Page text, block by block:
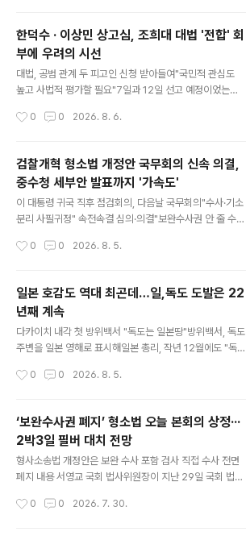
리얼즈코리아 제1공장에서 투자협약을 체결했다. 네오배
터리머티리얼즈코리아는 캐나다 본사의 한국법인으로, 실
리콘 음극 기반 차세대 리튬이온배터리 기술을 보유하고
있다. 협약에 따라 이 회사는 2030년까지 약 893억원을
단계적으로 투입해 생산설비와 연구개발 인프라를 확충한
셀 1GWh 규모의 생산체계를 갖추고 북미와 유럽 등 세계
한덕수 · 이상민 상고심, 조희대 대법 '전합' 회
부에 우려의 시선
대법, 공범 관계 두 피고인 신청 받아들여"국민적 관심도
높고 사법적 평가할 필요"7일과 12일 선고 예정이었는데
합의체 회부하는 모순적 행태 윤의 내란 수괴 항소심에도
법원이 내란 중요임무 종사 혐의로 기소돼 항소심까지 마
친 한덕수 전 국무총리와 이상민 전 행정안전부 장관 사건
의 상고심을 전원합의체로 회부했다. 두 피고인의 신청을
받아들이는 형식을 취했다. 윤석열 전 대통령의 12·3 비상
무위원들도 내란에 가담한 것으로 봐야 할지에 대한 통일
0 0 2026. 8. 6.
검찰개혁 형소법 개정안 국무회의 신속 의결,
중수청 세부안 발표까지 '가속도'
이 대통령 귀국 직후 점검회의, 다음날 국무회의"수사·기소
분리 사필귀정" 속전속결 심의·의결"보완수사권 안 줄 수
듭해 법안 보강 1년 전부터 예정, 10월 2일 공소청·중수청
사는 4급 전환…사실상 직급 하향 서영교 "대통령 말 너무
중요, 숙의해 방법 찾아""정부 계속 소통…4월부터 보완수
사 '요구' 제안" 이재명 대통령이 4일 청와대에서 열린 국
무회의에서 발언하고 있다. 2026.8.4 [청와대통신사진기
순방을 마치고 3일 귀국하자마자 청와대로 출근해 오후 3
0 0 2026. 8. 5.
일본 호감도 역대 최곤데…일,독도 도발은 22
년째 계속
다카이치 내각 첫 방위백서 "독도는 일본땅"방위백서, 독도
주변을 일본 영해로 표시해일본 총리, 작년 12월에도 "독
외교부 강력 항의…주한일본대사관 공사 초치민주당 "일
선 영토 침탈 야망"국민의힘, 현재까지 별다른 입장 내놓지
않아 일본 정부가 다카이치 사나에 내각 출범 이후 처음 발
간한 '방위백서'에서도 독도가 자국 고유 영토라는 억지 주
장을 이어갔다. '우리나라(일본) 주변 해·공역에서의 경계·
감시' 지도에 독도 주변에 파란색 실선을 쳐 자국 영해라는
각이 처음 발간한 '방위백서'에서도 독도가 자국 고유 영토
0 0 2026. 8. 5.
‘보완수사권 폐지’ 형소법 오늘 본회의 상정···
2박3일 필버 대치 전망
형사소송법 개정안은 보완 수사 포함 검사 직접 수사 전면
폐지 내용 서영교 국회 법사위원장이 지난 29일 국회 법사
민주당이 30일 보완수사권 전면 폐지를 골자로 한 형사소
0 0 2026. 7. 30.